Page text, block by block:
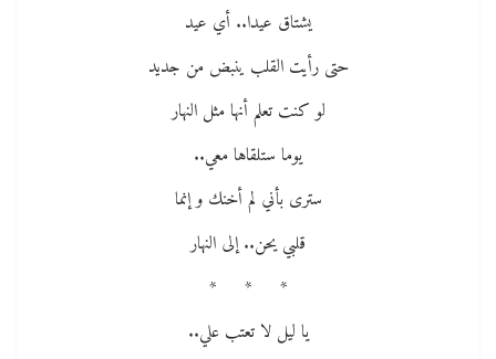
يشتاق عيدا.. أي عيد
حتى رأيت القلب ينبض من جديد
لو كنت تعلم أنها مثل النهار
يوما ستلقاها معي..
سترى بأني لم أخنك و إنما
قلبي يحن.. إلى النهار
* * *
يا ليل لا تعتب علي..